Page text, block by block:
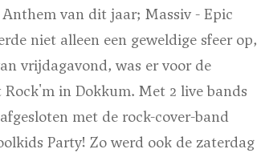
van dit jaar; Massiv - Epic
niet alleen een geweldige sfeer op,
vrijdagavond, was er voor de
in Dokkum. Met 2 live bands
met de rock-cover-band
Party! Zo werd ook de zaterdag